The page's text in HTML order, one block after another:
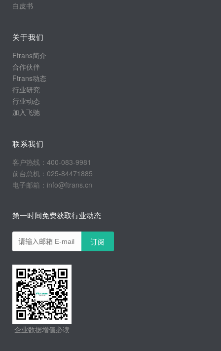
白皮书
关于我们
Ftrans简介
合作伙伴
Ftrans动态
行业研究
行业动态
加入飞驰
联系我们
客户热线：400-083-9981
前台总机：025-84471885
电子邮箱：info@ftrans.cn
第一时间免费获取行业动态
企业数据增值必读